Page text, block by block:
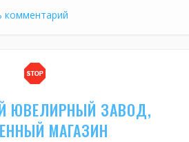
комментарий
ЮВЕЛИРНЫЙ ЗАВОД,
МАГАЗИН